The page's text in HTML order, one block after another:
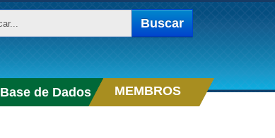
Buscar
Base de Dados MEMBROS